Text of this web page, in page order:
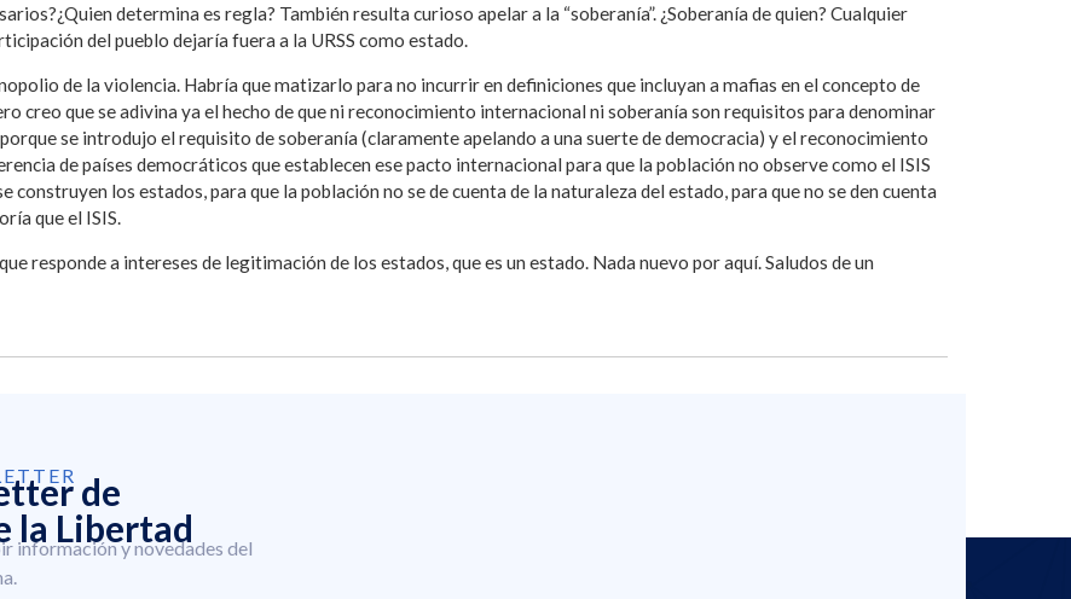
determina es regla? También resulta curioso apelar a la “soberanía”. ¿Soberanía de quien? Cualquier
del pueblo dejaría fuera a la URSS como estado.
de la violencia. Habría que matizarlo para no incurrir en definiciones que incluyan a mafias en el concepto de
creo que se adivina ya el hecho de que ni reconocimiento internacional ni soberanía son requisitos para denominar
se introdujo el requisito de soberanía (claramente apelando a una suerte de democracia) y el reconocimiento
de países democráticos que establecen ese pacto internacional para que la población no observe como el ISIS
construyen los estados, para que la población no se de cuenta de la naturaleza del estado, para que no se den cuenta
que el ISIS.
responde a intereses de legitimación de los estados, que es un estado. Nada nuevo por aquí. Saludos de un
de
la Libertad
información y novedades del